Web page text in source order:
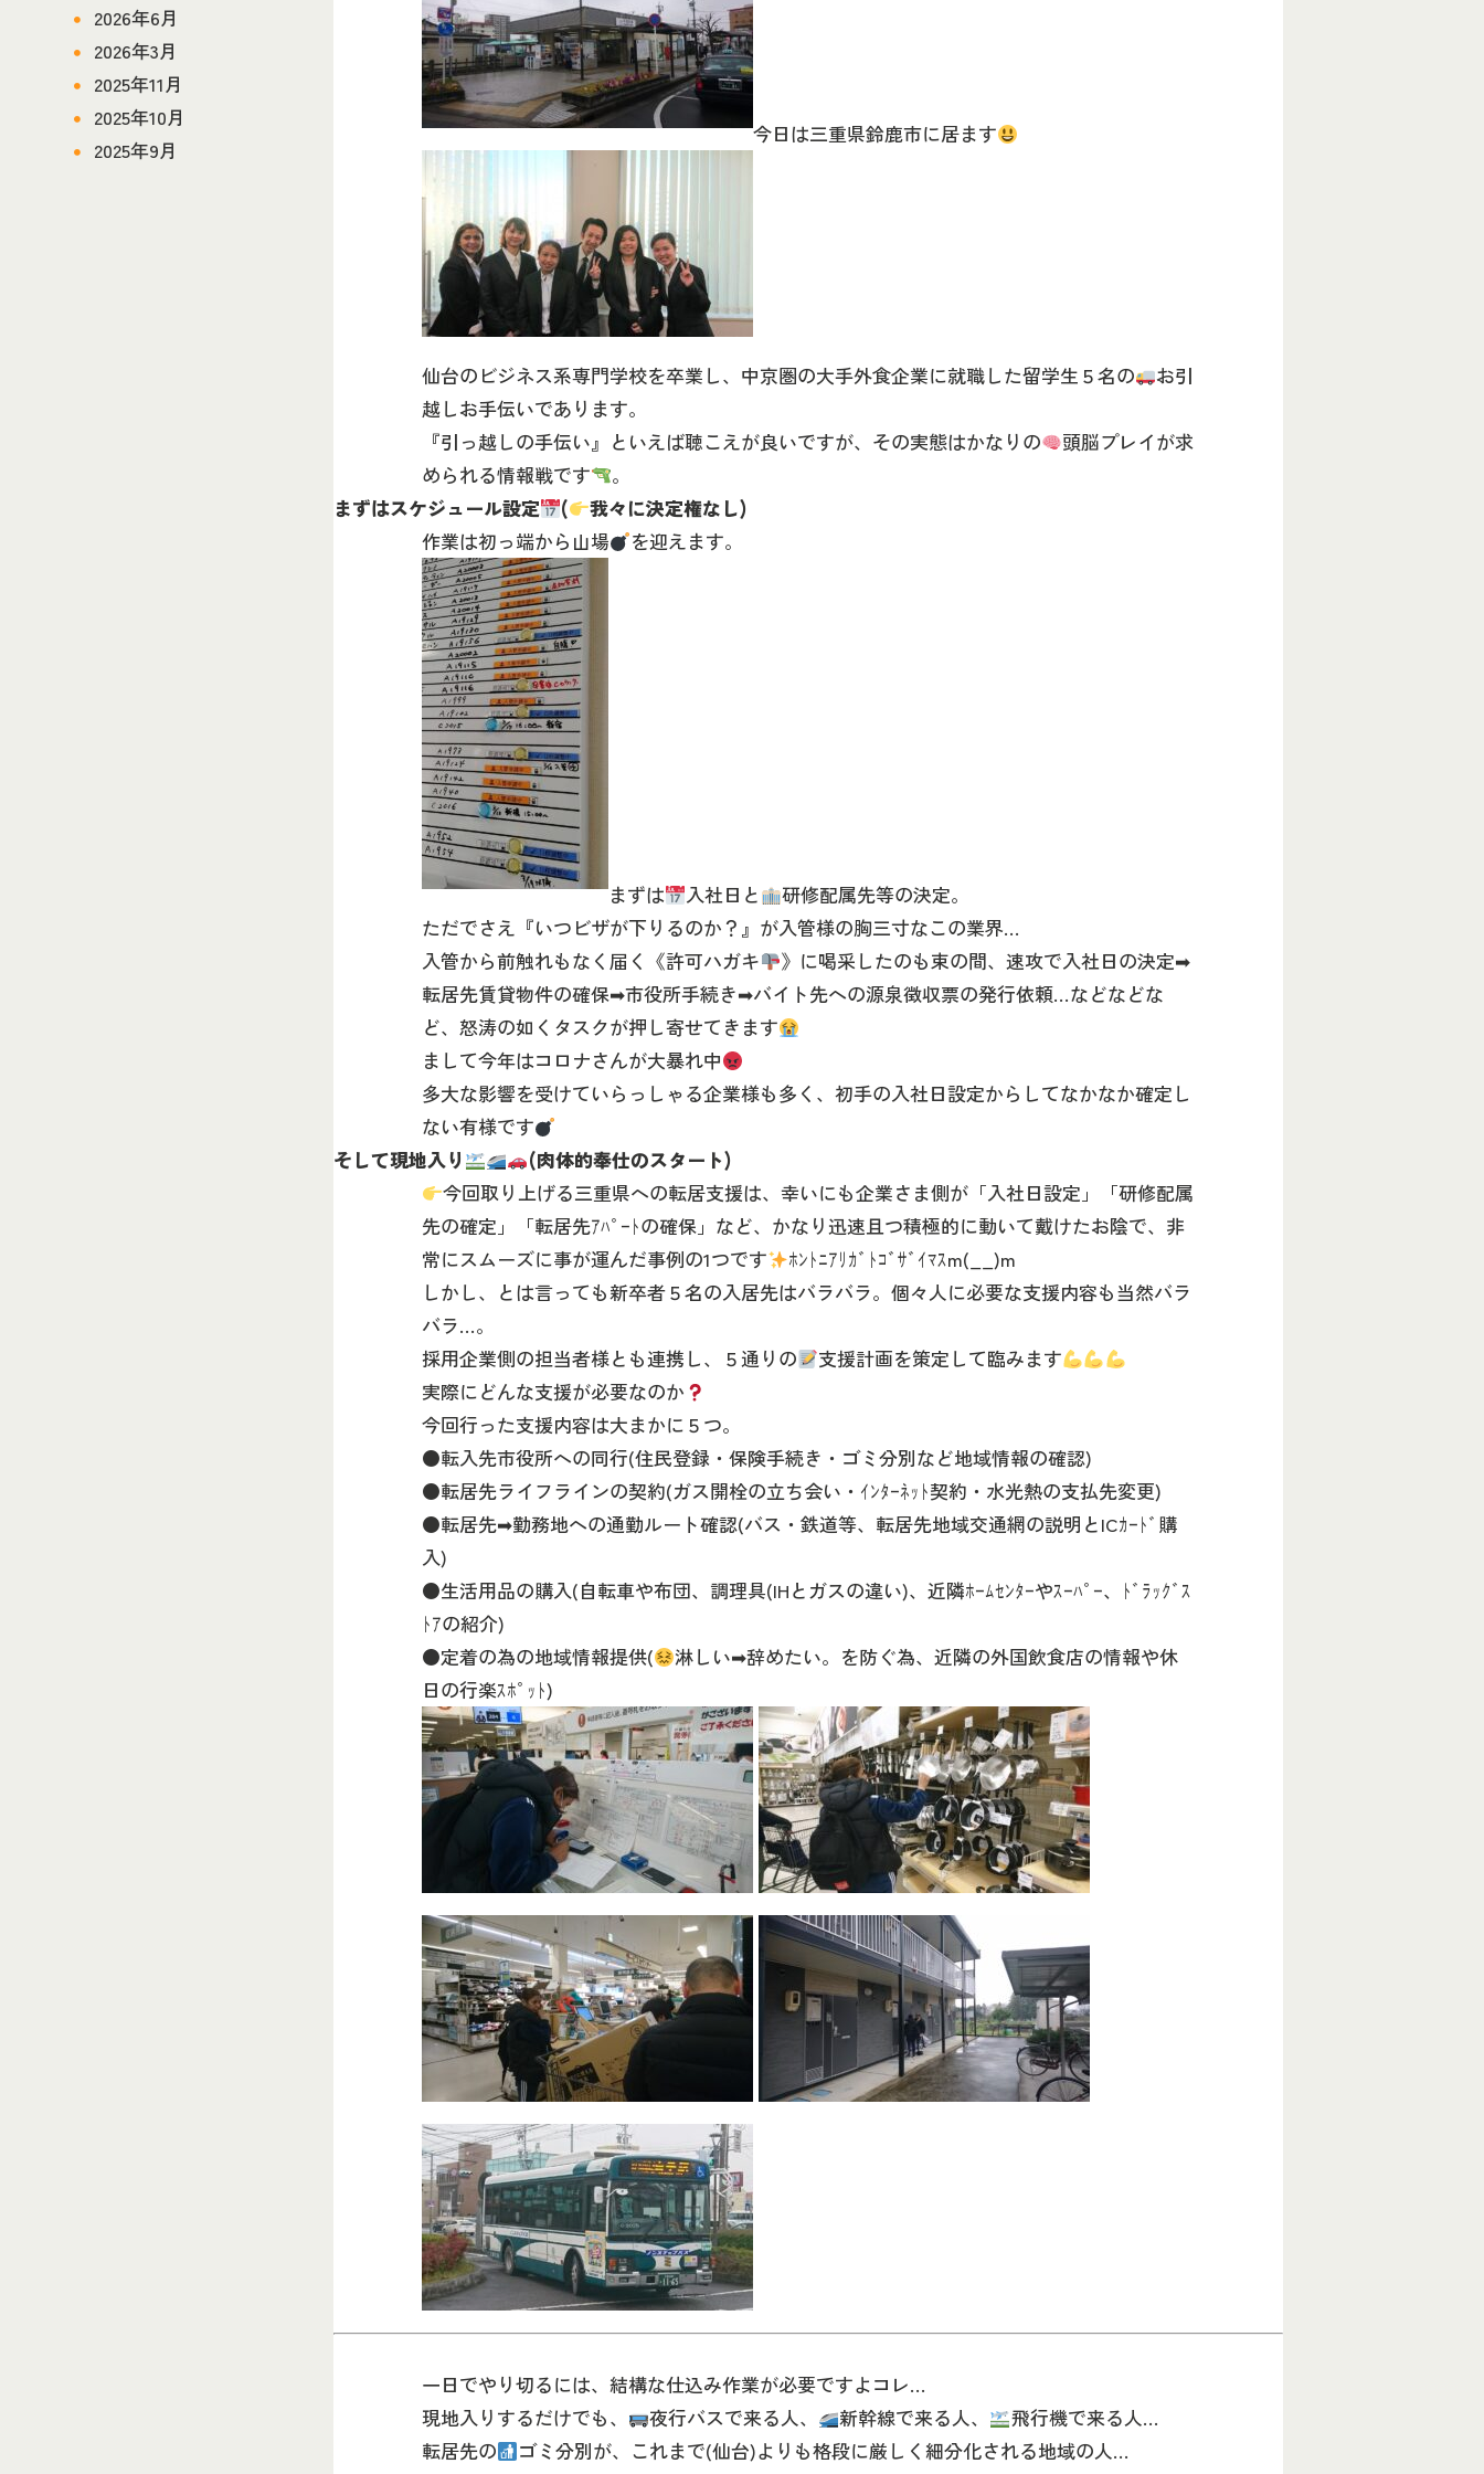
2026年6月
2026年3月
2025年11月
2025年10月
2025年9月
今日は三重県鈴鹿市に居ます
仙台のビジネス系専門学校を卒業し、中京圏の大手外食企業に就職した留学生５名の
お引
越しお手伝いであります。
『引っ越しの手伝い』といえば聴こえが良いですが、その実態はかなりの
頭脳プレイが求
められる情報戦です
。
まずはスケジュール設定
(
我々に決定権なし)
作業は初っ端から山場
を迎えます。
まずは 入社日と
研修配属先等の決定。
ただでさえ『いつビザが下りるのか？』が入管様の胸三寸なこの業界…
入管から前触れもなく届く《許可ハガキ
》に喝采したのも束の間、速攻で入社日の決定➡
転居先賃貸物件の確保➡市役所手続き➡バイト先への源泉徴収票の発行依頼…などなどな
ど、怒涛の如くタスクが押し寄せてきます
まして今年はコロナさんが大暴れ中
多大な影響を受けていらっしゃる企業様も多く、初手の入社日設定からしてなかなか確定し
ない有様です
そして現地入り
(肉体的奉仕のスタート)
今回取り上げる三重県への転居支援は、幸いにも企業さま側が「入社日設定」「研修配属
先の確定」「転居先ｱﾊﾟｰﾄの確保」など、かなり迅速且つ積極的に動いて戴けたお陰で、非
常にスムーズに事が運んだ事例の1つです
ﾎﾝﾄﾆｱﾘｶﾞﾄｺﾞｻﾞｲﾏｽm(__)m
しかし、とは言っても新卒者５名の入居先はバラバラ。個々人に必要な支援内容も当然バラ
バラ…。
採用企業側の担当者様とも連携し、５通りの
支援計画を策定して臨みます
実際にどんな支援が必要なのか
今回行った支援内容は大まかに５つ。
●転入先市役所への同行(住民登録・保険手続き・ゴミ分別など地域情報の確認)
●転居先ライフラインの契約(ガス開栓の立ち会い・ｲﾝﾀｰﾈｯﾄ契約・水光熱の支払先変更)
●転居先➡勤務地への通勤ルート確認(バス・鉄道等、転居先地域交通網の説明とICｶｰﾄﾞ購
入)
●生活用品の購入(自転車や布団、調理具(IHとガスの違い)、近隣ﾎｰﾑｾﾝﾀｰやｽｰﾊﾟｰ、ﾄﾞﾗｯｸﾞｽ
ﾄｱの紹介)
●定着の為の地域情報提供(
淋しい➡辞めたい。を防ぐ為、近隣の外国飲食店の情報や休
日の行楽ｽﾎﾟｯﾄ)
一日でやり切るには、結構な仕込み作業が必要ですよコレ…
現地入りするだけでも、
夜行バスで来る人、 新幹線で来る人、
飛行機で来る人…
転居先の
ゴミ分別が、これまで(仙台)よりも格段に厳しく細分化される地域の人…